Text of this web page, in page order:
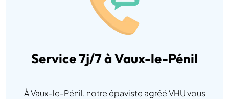
Service 7j/7 à Vaux-le-Pénil
À Vaux-le-Pénil, notre épaviste agréé VHU vous